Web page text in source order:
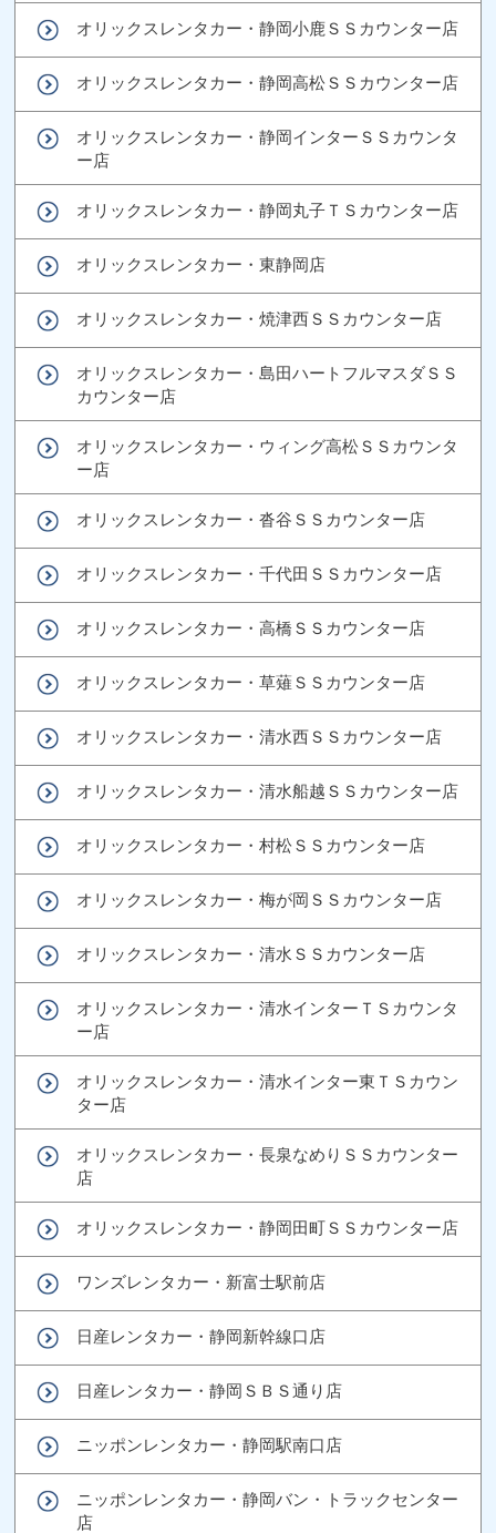
オリックスレンタカー・静岡小鹿ＳＳカウンター店
オリックスレンタカー・静岡高松ＳＳカウンター店
オリックスレンタカー・静岡インターＳＳカウンタ
ー店
オリックスレンタカー・静岡丸子ＴＳカウンター店
オリックスレンタカー・東静岡店
オリックスレンタカー・焼津西ＳＳカウンター店
オリックスレンタカー・島田ハートフルマスダＳＳ
カウンター店
オリックスレンタカー・ウィング高松ＳＳカウンタ
ー店
オリックスレンタカー・沓谷ＳＳカウンター店
オリックスレンタカー・千代田ＳＳカウンター店
オリックスレンタカー・高橋ＳＳカウンター店
オリックスレンタカー・草薙ＳＳカウンター店
オリックスレンタカー・清水西ＳＳカウンター店
オリックスレンタカー・清水船越ＳＳカウンター店
オリックスレンタカー・村松ＳＳカウンター店
オリックスレンタカー・梅が岡ＳＳカウンター店
オリックスレンタカー・清水ＳＳカウンター店
オリックスレンタカー・清水インターＴＳカウンタ
ー店
オリックスレンタカー・清水インター東ＴＳカウン
ター店
オリックスレンタカー・長泉なめりＳＳカウンター
店
オリックスレンタカー・静岡田町ＳＳカウンター店
ワンズレンタカー・新富士駅前店
日産レンタカー・静岡新幹線口店
日産レンタカー・静岡ＳＢＳ通り店
ニッポンレンタカー・静岡駅南口店
ニッポンレンタカー・静岡バン・トラックセンター
店